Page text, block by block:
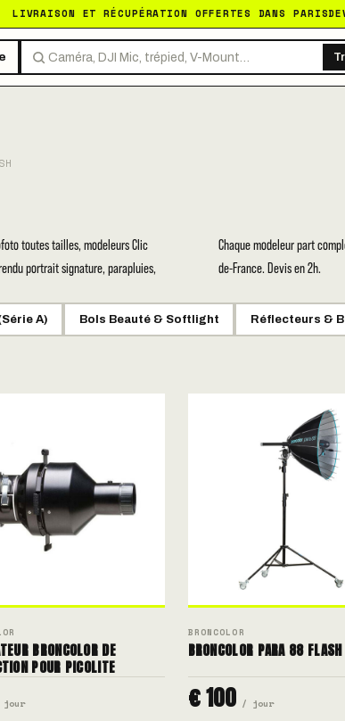
LIVRAISON ET RÉCUPÉRATION OFFERTES DANS PARIS
toutes tailles, modeleurs Clic
portrait signature, parapluies,
Chaque modeleur part
de-France. Devis en 2h.
A) Bols Beauté & Softlight Réflecteurs &
BRONCOLOR DE
POUR PICOLITE
BRONCOLOR
BRONCOLOR PARA 88
€ 100 / jour